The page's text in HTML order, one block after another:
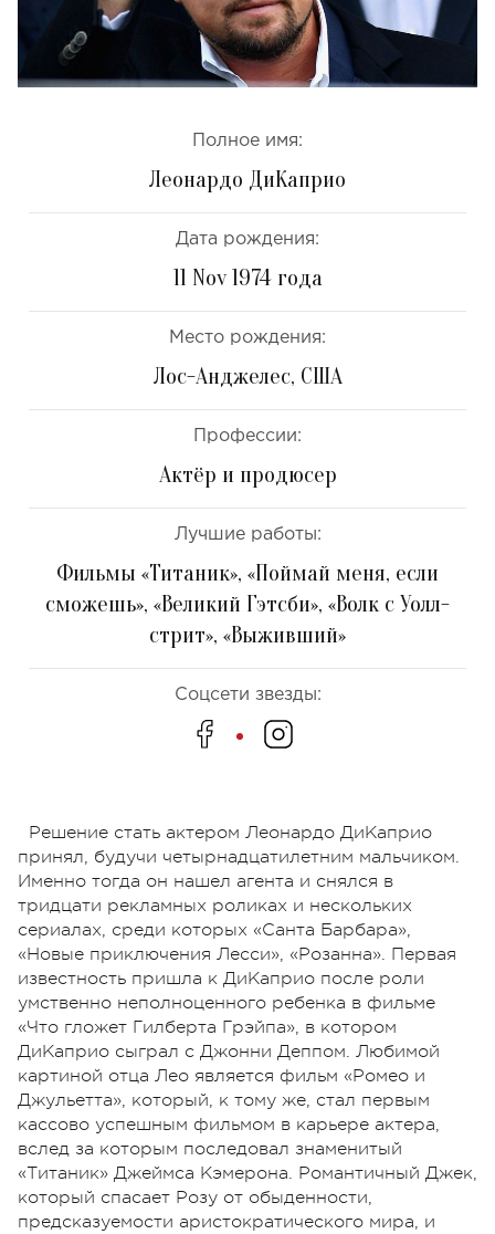
Полное имя:
Леонардо ДиКаприо
Дата рождения:
11 Nov 1974 года
Место рождения:
Лос-Анджелес, США
Профессии:
Актёр и продюсер
Лучшие работы:
Фильмы «Титаник», «Поймай меня, если
сможешь», «Великий Гэтсби», «Волк с Уолл-
стрит», «Выживший»
Соцсети звезды:
Решение стать актером Леонардо ДиКаприо
принял, будучи четырнадцатилетним мальчиком.
Именно тогда он нашел агента и снялся в
тридцати рекламных роликах и нескольких
сериалах, среди которых «Санта Барбара»,
«Новые приключения Лесси», «Розанна». Первая
известность пришла к ДиКаприо после роли
умственно неполноценного ребенка в фильме
«Что гложет Гилберта Грэйпа», в котором
ДиКаприо сыграл с Джонни Деппом. Любимой
картиной отца Лео является фильм «Ромео и
Джульетта», который, к тому же, стал первым
кассово успешным фильмом в карьере актера,
вслед за которым последовал знаменитый
«Титаник» Джеймса Кэмерона. Романтичный Джек,
который спасает Розу от обыденности,
предсказуемости аристократического мира, и